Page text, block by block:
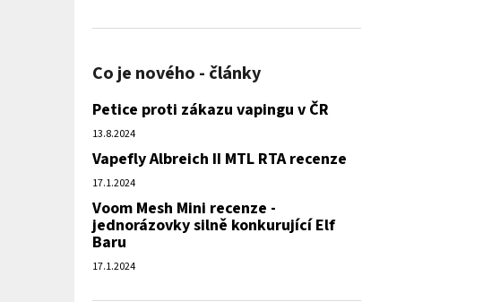
Co je nového - články
Petice proti zákazu vapingu v ČR
13.8.2024
Vapefly Albreich II MTL RTA recenze
17.1.2024
Voom Mesh Mini recenze -
jednorázovky silně konkurující Elf
Baru
17.1.2024